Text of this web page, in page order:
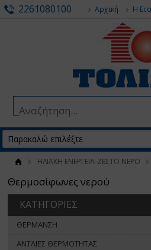
2261080100 Αρχική Η
ΗΛΙΑΚΗ ΕΝΕΡΓΕΙΑ-ΖΕΣΤΟ ΝΕΡΟ
Θερμοσίφωνες νερού
ΚΑΤΗΓΟΡΙΕΣ
ΘΕΡΜΑΝΣΗ
ΑΝΤΛΙΕΣ ΘΕΡΜΟΤΗΤΑΣ